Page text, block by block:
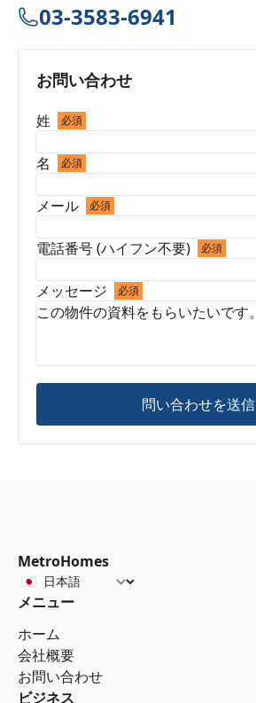
03-3583-6941
お問い合わせ
姓 必須
名 必須
メール 必須
電話番号 (ハイフン不要) 必須
メッセージ 必須
問い合わせを送信
MetroHomes
メニュー
ホーム
会社概要
お問い合わせ
ビジネス